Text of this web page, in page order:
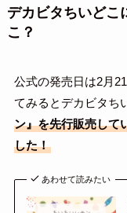
デカビタちいどこ
こ？
公式の発売日は2月
てみるとデカビタち
ン』を先行販売して
した！
あわせて読みたい